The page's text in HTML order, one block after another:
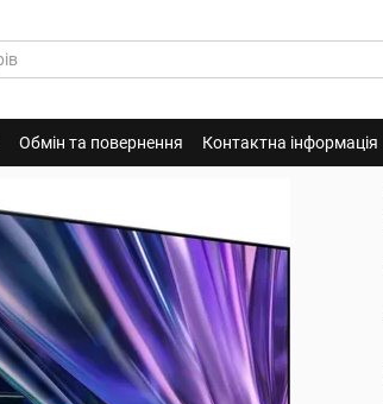
Обмін та повернення Контактна інформація